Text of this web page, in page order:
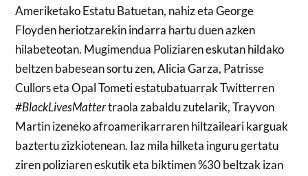
Ameriketako Estatu Batuetan, nahiz eta George
Floyden heriotzarekin indarra hartu duen azken
hilabeteotan. Mugimendua Poliziaren eskutan hildako
beltzen babesean sortu zen, Alicia Garza, Patrisse
Cullors eta Opal Tometi estatubatuarrak Twitterren
#BlackLivesMattertraola zabaldu zutelarik, Trayvon
Martin izeneko afroamerikarraren hiltzaileari karguak
baztertu zizkiotenean. Iaz mila hilketa inguru gertatu
ziren poliziaren eskutik eta biktimen %30 beltzak izan